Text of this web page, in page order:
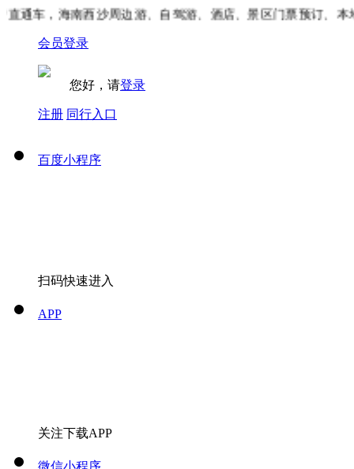
通车，海南西沙周边游、自驾游、酒店、景区门票预订、本地
会员登录
您好，请登录
注册 同行入口
百度小程序
扫码快速进入
APP
关注下载APP
微信小程序